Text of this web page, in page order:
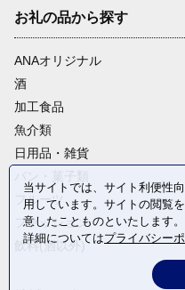
お礼の品から探す
ANAオリジナル
酒
加工食品
魚介類
日用品・雑貨
フルーツ
ファッション
飲料(酒以外)
当サイトでは、サイト利便性
用しています。サイトの閲覧
意したことものといたします。
詳細についてはプライバシー